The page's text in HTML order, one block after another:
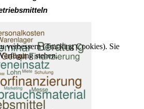
verbessern (Tracking Cookies). Sie
stehen.